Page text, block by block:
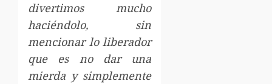
divertimos mucho
haciéndolo, sin
mencionar lo liberador
que es no dar una
mierda y simplemente